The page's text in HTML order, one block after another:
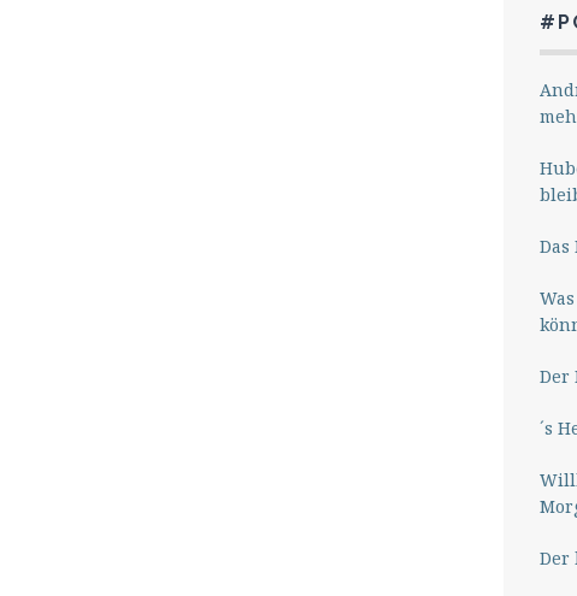
Der
´s
Der